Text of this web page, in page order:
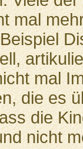
mal
mal
die es
die
nicht